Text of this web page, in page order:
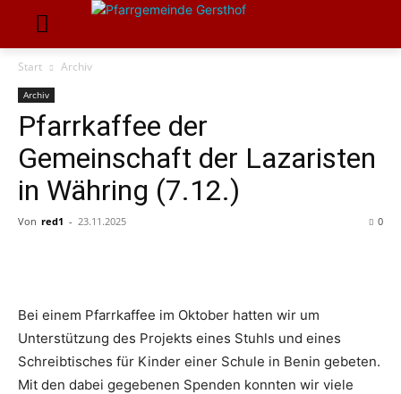
Start Archiv
Archiv
Pfarrkaffee der
Gemeinschaft der Lazaristen
in Währing (7.12.)
Von red1 - 23.11.2025 0
Bei einem Pfarrkaffee im Oktober hatten wir um
Unterstützung des Projekts eines Stuhls und eines
Schreibtisches für Kinder einer Schule in Benin gebeten.
Mit den dabei gegebenen Spenden konnten wir viele